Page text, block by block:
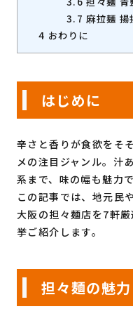
3.7 麻拉麺 揚
4 おわりに
はじめに
辛さと香りが食欲をそ
メの注目ジャンル。汁
系まで、味の幅も魅力で
この記事では、地元民
大阪の担々麺店を7軒
挙ご紹介します。
担々麺の魅